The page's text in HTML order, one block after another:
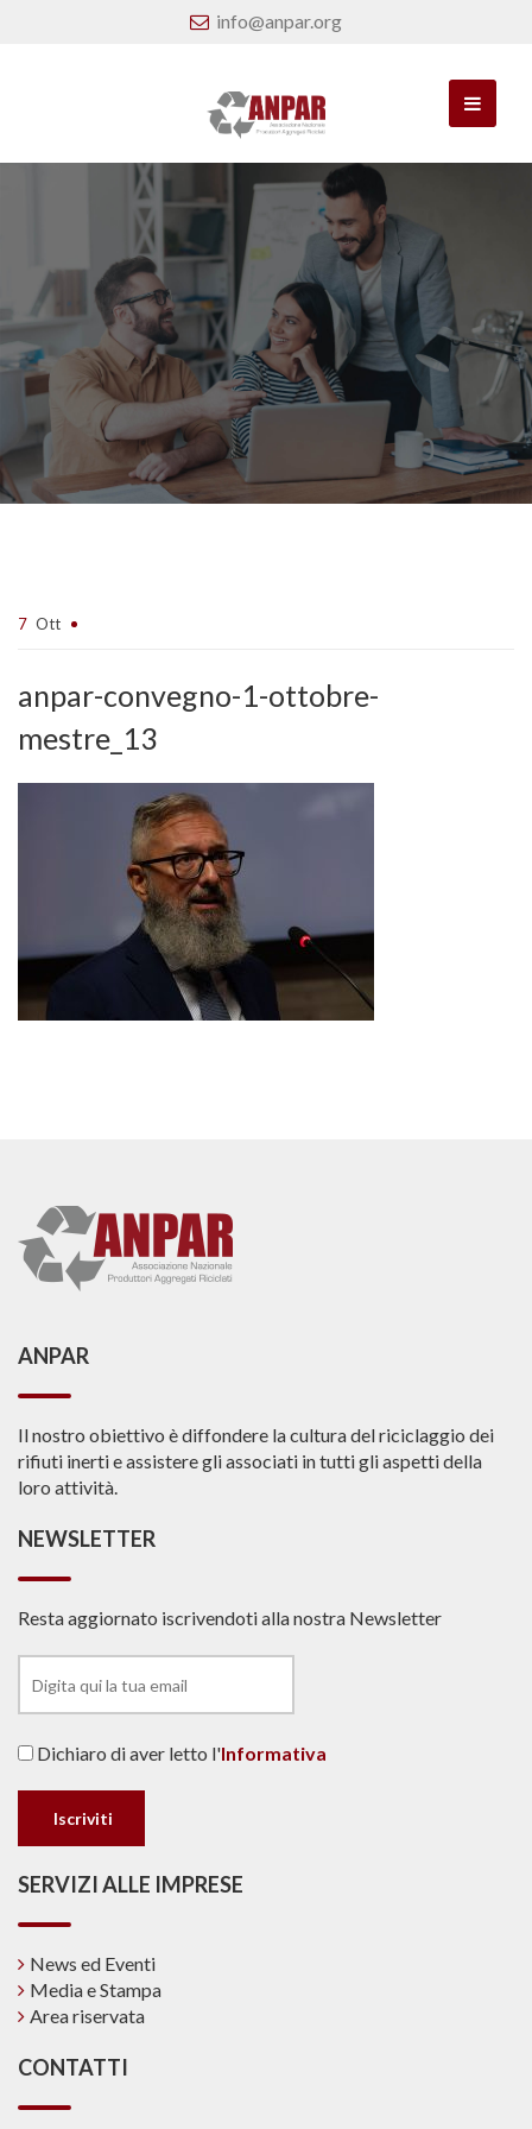
info@anpar.org
7 Ott
anpar-convegno-1-ottobre-
mestre_13
ANPAR
Il nostro obiettivo è diffondere la cultura del riciclaggio dei
rifiuti inerti e assistere gli associati in tutti gli aspetti della
loro attività.
NEWSLETTER
Resta aggiornato iscrivendoti alla nostra Newsletter
Dichiaro di aver letto l'Informativa
SERVIZI ALLE IMPRESE
News ed Eventi
Media e Stampa
Area riservata
CONTATTI